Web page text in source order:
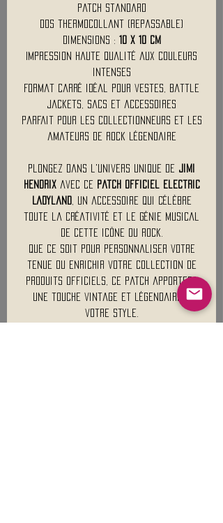
Patch standard
Dos thermocollant (repassable)
Dimensions : 10 x 10 cm
Impression haute qualité aux couleurs
intenses
Format carré idéal pour vestes, battle
jackets, sacs et accessoires
Parfait pour les collectionneurs et les
amateurs de rock légendaire
Plongez dans l'univers unique de Jimi
Hendrix avec ce
patch officiel Electric
Ladyland
, un accessoire qui célèbre
toute la créativité et le génie musical
de cette icône du rock.
Que ce soit pour personnaliser votre
tenue ou enrichir votre collection de
produits officiels, ce patch apportera
une touche vintage et légendaire à
votre style.